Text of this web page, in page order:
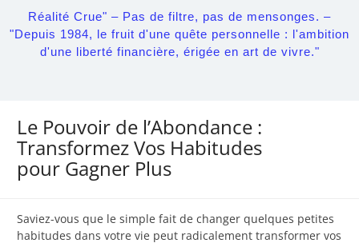
Réalité Crue" – Pas de filtre, pas de mensonges. –
"Depuis 1984, le fruit d'une quête personnelle : l'ambition
d'une liberté financière, érigée en art de vivre."
Le Pouvoir de l’Abondance :
Transformez Vos Habitudes
pour Gagner Plus
Saviez-vous que le simple fait de changer quelques petites
habitudes dans votre vie peut radicalement transformer vos